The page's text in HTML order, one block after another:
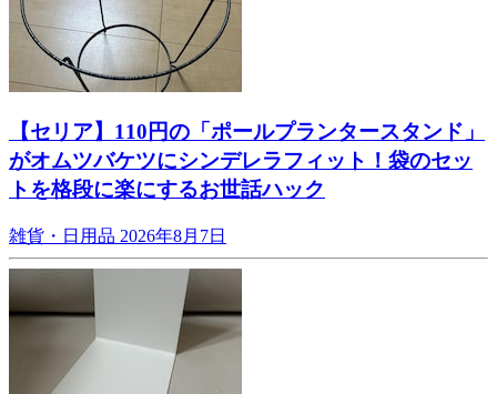
【セリア】110円の「ポールプランタースタンド」
がオムツバケツにシンデレラフィット！袋のセッ
トを格段に楽にするお世話ハック
雑貨・日用品 2026年8月7日